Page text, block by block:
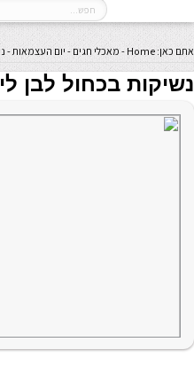
אתם כאן: Home
- מאכלי חגים - יום העצמאות-
נשיקות בכחול לבן